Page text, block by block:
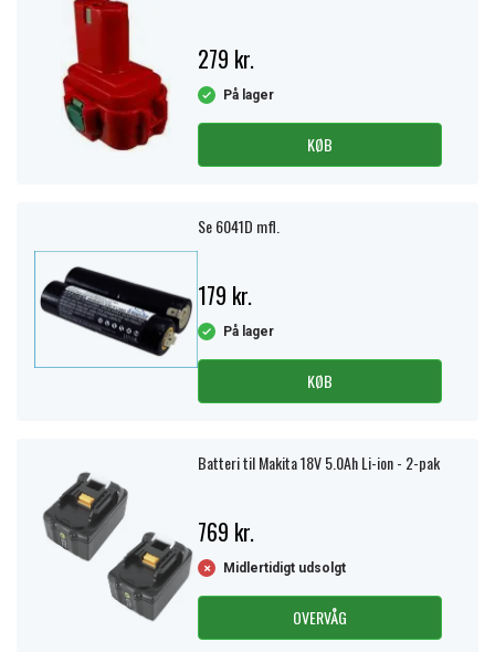
279 kr.
På lager
KØB
Se 6041D mfl.
179 kr.
På lager
KØB
Batteri til Makita 18V 5.0Ah Li-ion - 2-pak
769 kr.
Midlertidigt udsolgt
OVERVÅG